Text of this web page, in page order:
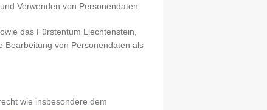
Verwenden von Personendaten.
das Fürstentum Liechtenstein,
Bearbeitung von Personendaten als
wie insbesondere dem